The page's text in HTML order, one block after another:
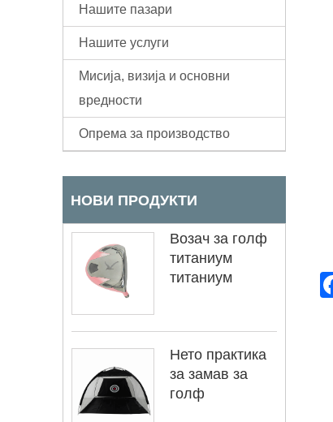
Нашите пазари
Нашите услуги
Мисија, визија и основни
вредности
Опрема за производство
НОВИ ПРОДУКТИ
Возач за голф
титаниум
титаниум
Нето практика
за замав за
голф